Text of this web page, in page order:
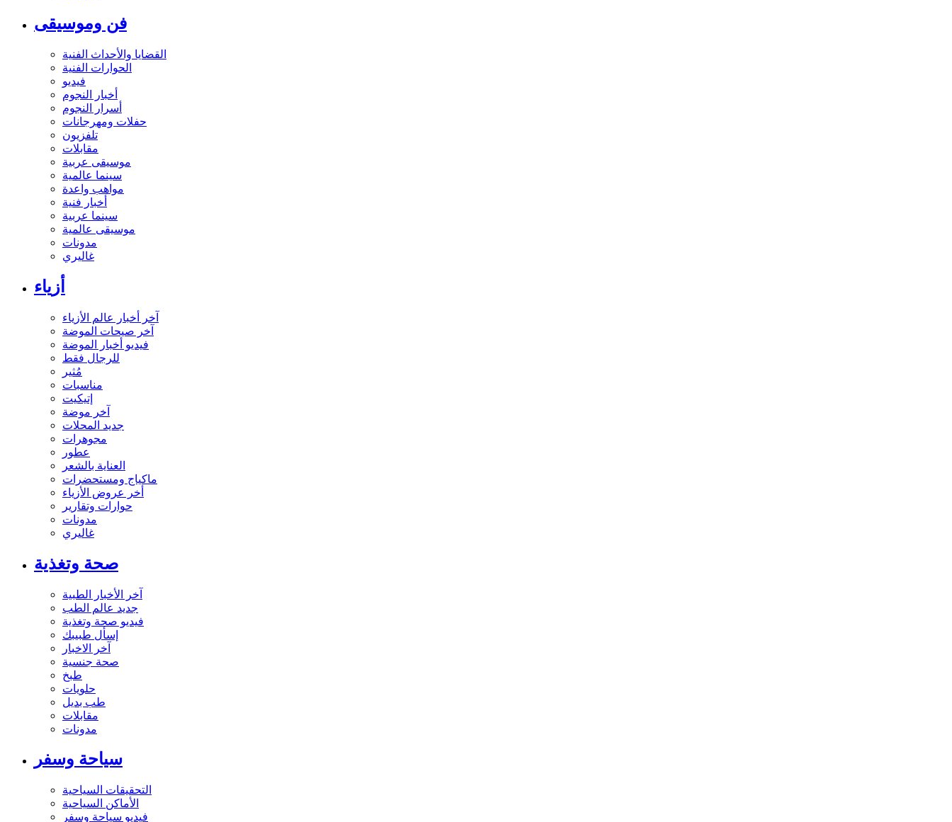
فن وموسيقى
القضايا والأحداث الفنية
الحوارات الفنية
فيديو
أخبار النجوم
أسرار النجوم
حفلات ومهرجانات
تلفزيون
مقابلات
موسيقى عربية
سينما عالمية
مواهب واعدة
أخبار فنية
سينما عربية
موسيقى عالمية
مدونات
غاليري
أزياء
آخر أخبار عالم الأزياء
آخر صيحات الموضة
فيديو أخبار الموضة
للرجال فقط
مُثير
مناسبات
إتيكيت
آخر موضة
جديد المحلات
مجوهرات
عطور
العناية بالشعر
ماكياج ومستحضرات
أخر عروض الأزياء
حوارات وتقارير
مدونات
غاليري
صحة وتغذية
آخر الأخبار الطبية
جديد عالم الطب
فيديو صحة وتغذية
إسأل طبيبك
آخر الاخبار
صحة جنسية
طبخ
حلويات
طب بديل
مقابلات
مدونات
سياحة وسفر
التحقيقات السياحية
الأماكن السياحية
فيديو سياحة وسفر